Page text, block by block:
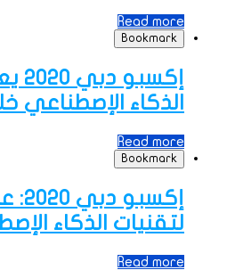
Read more
Bookmark
الذكاء الإصطناعي
Read more
Bookmark
لتقنيات الذكاء
Read more